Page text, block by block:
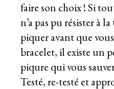
faire son choix ! Si
n’a pas pu résister à
piquer avant que
bracelet, il existe un
piqure qui vous
Testé, re-testé et